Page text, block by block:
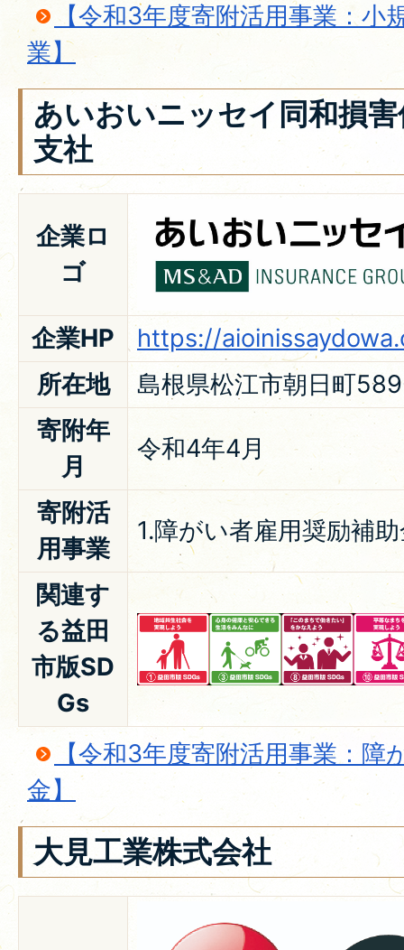
【令和3年度寄附活用事業：小
業】
あいおいニッセイ同和損
支社
企業ロ
ゴ
企業HP
https://
所在地
島根県松江市朝日町
寄附年
月
令和4年4月
寄附活
用事業
1.障がい者雇用奨励補
関連す
る益田
市版SD
Gs
【令和3年度寄附活用事業：障
金】
大見工業株式会社